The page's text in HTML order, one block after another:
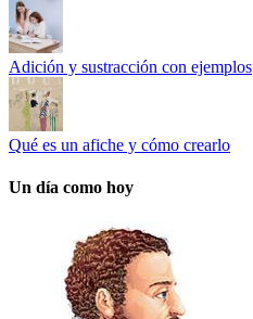
Adición y sustracción con ejemplos
Qué es un afiche y cómo crearlo
Un día como hoy